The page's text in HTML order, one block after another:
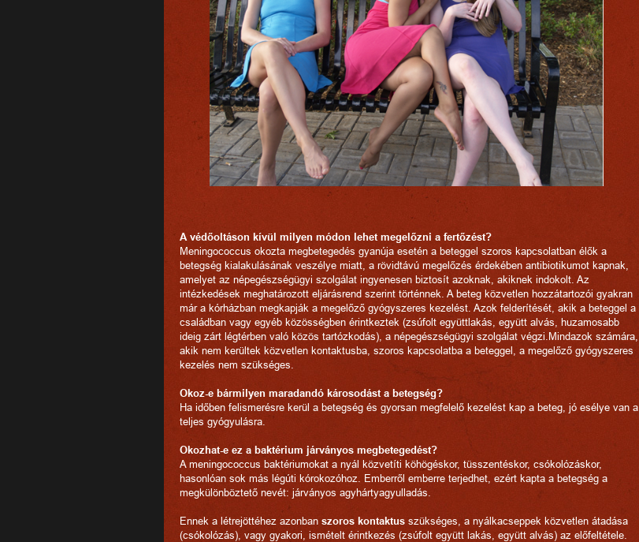
A védőoltáson kívül milyen módon lehet megelőzni a fertőzést?
Meningococcus okozta megbetegedés gyanúja esetén a beteggel szoros kapcsolatban élők a
betegség kialakulásának veszélye miatt, a rövidtávú megelőzés érdekében antibiotikumot kapnak,
amelyet az népegészségügyi szolgálat ingyenesen biztosít azoknak, akiknek indokolt. Az
intézkedések meghatározott eljárásrend szerint történnek. A beteg közvetlen hozzátartozói gyakran
már a kórházban megkapják a megelőző gyógyszeres kezelést. Azok felderítését, akik a beteggel a
családban vagy egyéb közösségben érintkeztek (zsúfolt együttlakás, együtt alvás, huzamosabb
ideig zárt légtérben való közös tartózkodás), a népegészségügyi szolgálat végzi.Mindazok számára,
akik nem kerültek közvetlen kontaktusba, szoros kapcsolatba a beteggel, a megelőző gyógyszeres
kezelés nem szükséges.
Okoz-e bármilyen maradandó károsodást a betegség?
Ha időben felismerésre kerül a betegség és gyorsan megfelelő kezelést kap a beteg, jó esélye van a
teljes gyógyulásra.
Okozhat-e ez a baktérium járványos megbetegedést?
A meningococcus baktériumokat a nyál közvetíti köhögéskor, tüsszentéskor, csókolózáskor,
hasonlóan sok más légúti kórokozóhoz. Emberről emberre terjedhet, ezért kapta a betegség a
megkülönböztető nevét: járványos agyhártyagyulladás.
Ennek a létrejöttéhez azonban szoros kontaktus szükséges, a nyálkacseppek közvetlen átadása
(csókolózás), vagy gyakori, ismételt érintkezés (zsúfolt együtt lakás, együtt alvás) az előfeltétele.